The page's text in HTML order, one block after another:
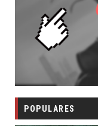
POPULARES